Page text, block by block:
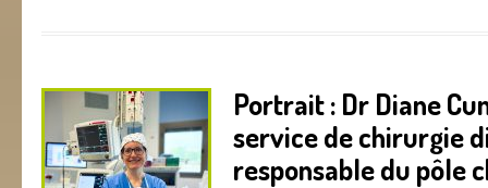
Portrait : Dr Diane
service de chirurgie
responsable du pôle